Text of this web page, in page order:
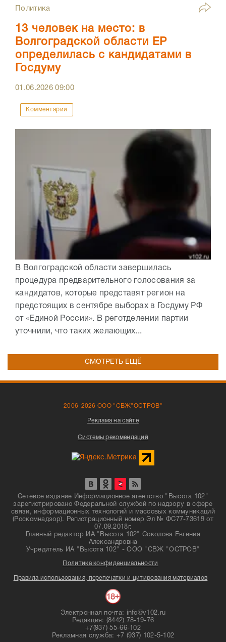
Политика
13 человек на место: в
Волгоградской области ЕР
определилась с кандидатами в
Госдуму
01.06.202609:00
Комментарии
В Волгоградской области завершилась
процедура предварительного голосования за
кандидатов, которые представят регион на
предстоящих в сентябре выборах в Госдуму РФ
от «Единой России». В реготделении партии
уточнили, что таких желающих...
СМОТРЕТЬ ЕЩЁ
2006-2026 ООО "СВЖ"ОСТРОВ"
Реклама на сайте
Системы рекомендаций
Сетевое издание Информационное агентство "Высота 102"
зарегистрировано Федеральной службой по надзору в сфере
связи, информационных технологий и массовых коммуникаций
(Роскомнадзор). Регистрационный номер Эл № ФС77-73619 от
07.09.2018г.
Главный редактор ИА "Высота 102" Соколова Евгения
Александровна
Учредитель ИА "Высота 102" - ООО "СВЖ "ОСТРОВ"
Политика конфиденциальности
Правила использования, перепечатки и цитирования материалов
Электронная почта: info@v102.ru
Редакция: (8442) 78-19-76
+7(937) 55-66-102
Рекламная служба: +7 (937) 102-5-102